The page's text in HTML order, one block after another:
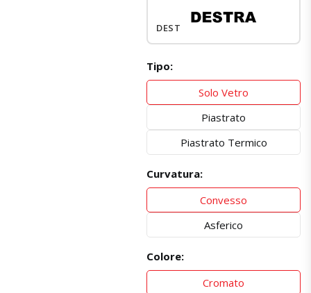
DESTRO
Tipo:
Solo Vetro
Piastrato
Piastrato Termico
Curvatura:
Convesso
Asferico
Colore:
Cromato